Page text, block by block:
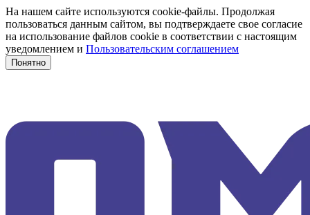
На нашем сайте используются cookie-файлы. Продолжая
пользоваться данным сайтом, вы подтверждаете свое согласие
на использование файлов cookie в соответствии с настоящим
уведомлением и Пользовательским соглашением
Понятно